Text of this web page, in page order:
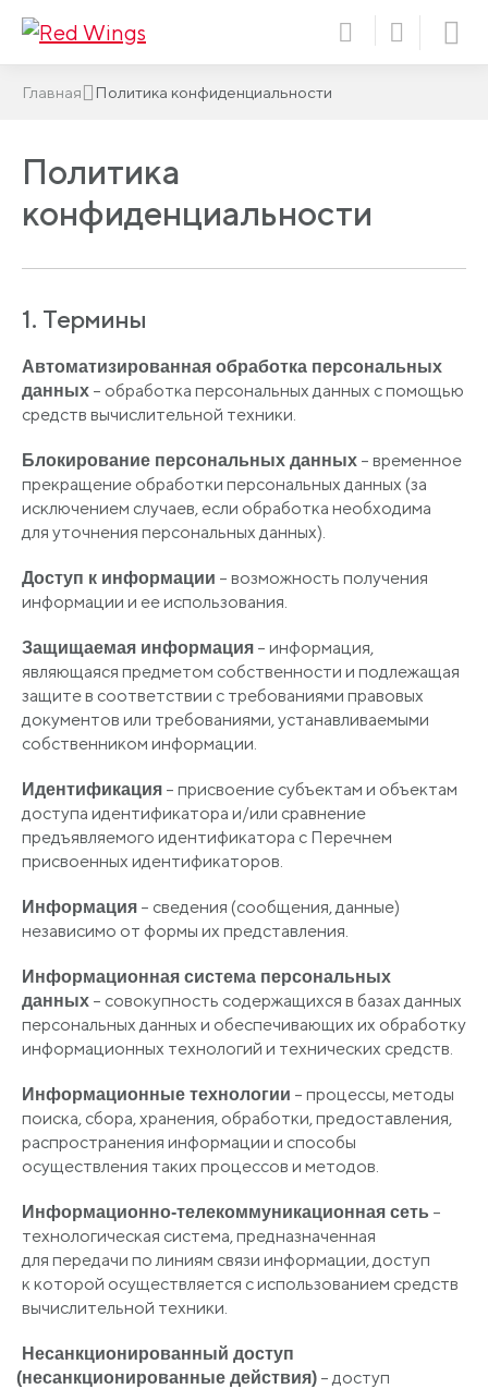
Главная Политика конфиденциальности
Политика
конфиденциальности
1. Термины
Автоматизированная обработка персональных
данных – обработка персональных данных с помощью
средств вычислительной техники.
Блокирование персональных данных – временное
прекращение обработки персональных данных (за
исключением случаев, если обработка необходима
для уточнения персональных данных).
Доступ к информации – возможность получения
информации и ее использования.
Защищаемая информация – информация,
являющаяся предметом собственности и подлежащая
защите в соответствии с требованиями правовых
документов или требованиями, устанавливаемыми
собственником информации.
Идентификация – присвоение субъектам и объектам
доступа идентификатора и/или сравнение
предъявляемого идентификатора с Перечнем
присвоенных идентификаторов.
Информация – сведения (сообщения, данные)
независимо от формы их представления.
Информационная система персональных
данных – совокупность содержащихся в базах данных
персональных данных и обеспечивающих их обработку
информационных технологий и технических средств.
Информационные технологии – процессы, методы
поиска, сбора, хранения, обработки, предоставления,
распространения информации и способы
осуществления таких процессов и методов.
Информационно-телекоммуникационная сеть –
технологическая система, предназначенная
для передачи по линиям связи информации, доступ
к которой осуществляется с использованием средств
вычислительной техники.
Несанкционированный доступ
(несанкционированные действия) – доступ